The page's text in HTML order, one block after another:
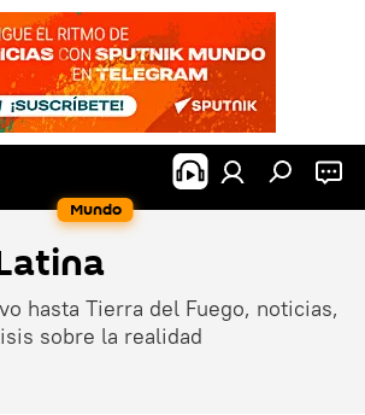
Mundo
hasta Tierra del Fuego, noticias,
sobre la realidad